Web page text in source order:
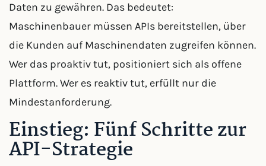
Daten zu gewähren. Das bedeutet:
Maschinenbauer müssen APIs bereitstellen, über
die Kunden auf Maschinendaten zugreifen können.
Wer das proaktiv tut, positioniert sich als offene
Plattform. Wer es reaktiv tut, erfüllt nur die
Mindestanforderung.
Einstieg: Fünf Schritte zur
API-Strategie